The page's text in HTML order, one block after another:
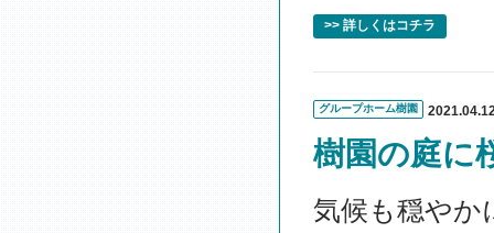
>> 詳しくはコチラ
グループホーム樹園
樹園の庭に
気候も穏やか